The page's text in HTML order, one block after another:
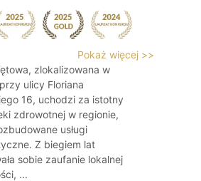
Pokaż więcej >>
zlokalizowana w
ulicy Floriana
16, uchodzi za istotny
zdrowotnej w regionie,
usługi
Z biegiem lat
sobie zaufanie lokalnej
...